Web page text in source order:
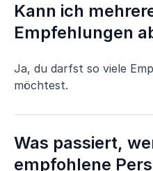
Kann ich
Empfehlungen
Ja, du darfst so viele
möchtest.
Was passiert,
empfohlene